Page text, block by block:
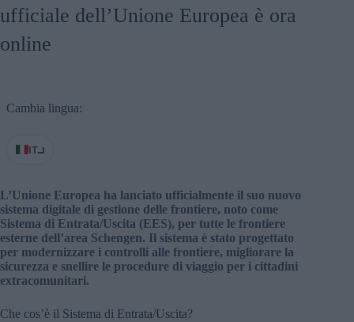
ufficiale dell’Unione Europea è ora
online
Cambia lingua:
IT
L’Unione Europea ha lanciato ufficialmente il suo nuovo
sistema digitale di gestione delle frontiere, noto come
Sistema di Entrata/Uscita (EES), per tutte le frontiere
esterne dell’area Schengen. Il sistema è stato progettato
per modernizzare i controlli alle frontiere, migliorare la
sicurezza e snellire le procedure di viaggio per i cittadini
extracomunitari.
Che cos’è il Sistema di Entrata/Uscita?